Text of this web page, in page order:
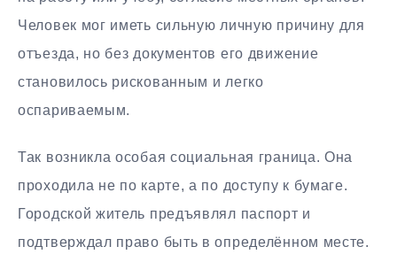
Человек мог иметь сильную личную причину для
отъезда, но без документов его движение
становилось рискованным и легко
оспариваемым.
Так возникла особая социальная граница. Она
проходила не по карте, а по доступу к бумаге.
Городской житель предъявлял паспорт и
подтверждал право быть в определённом месте.